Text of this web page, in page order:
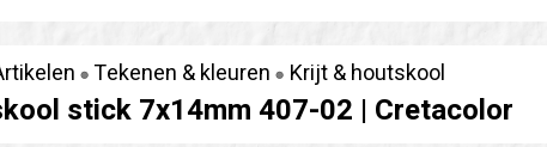
Tekenen & kleuren Krijt & houtskool
stick 7x14mm 407-02 | Cretacolor